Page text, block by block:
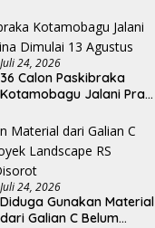
Kepala UPTD Puskesmas
Inobonto
Juli 24, 2026
36 Calon Paskibraka
Kotamobagu Jalani Pra
Agustus
Juli 24, 2026
Diduga Gunakan Material
dari Galian C Belum